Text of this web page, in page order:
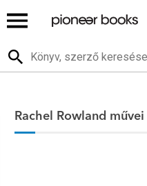
Rachel Rowland művei